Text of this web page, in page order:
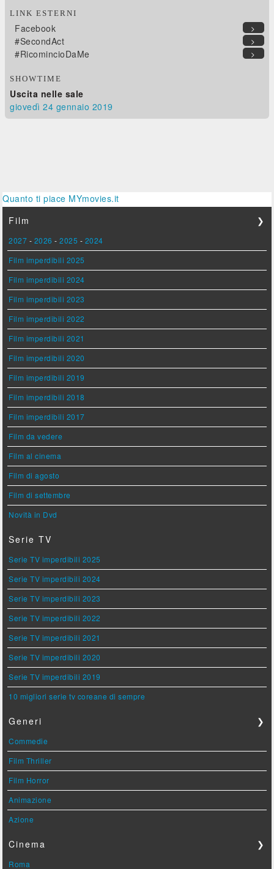
LINK ESTERNI
>
Facebook
>
#SecondAct
>
#RicomincioDaMe
SHOWTIME
Uscita nelle sale
giovedì 24 gennaio 2019
Quanto ti piace MYmovies.it
Film
❯
2027 - 2026 -2025 - 2024
Film imperdibili 2025
Film imperdibili 2024
Film imperdibili 2023
Film imperdibili 2022
Film imperdibili 2021
Film imperdibili 2020
Film imperdibili 2019
Film imperdibili 2018
Film imperdibili 2017
Film da vedere
Film al cinema
Film di agosto
Film di settembre
Novità in Dvd
Serie TV
Serie TV imperdibili 2025
Serie TV imperdibili 2024
Serie TV imperdibili 2023
Serie TV imperdibili 2022
Serie TV imperdibili 2021
Serie TV imperdibili 2020
Serie TV imperdibili 2019
10 migliori serie tv coreane di sempre
Generi ❯
Commedie
Film Thriller
Film Horror
Animazione
Azione
Cinema ❯
Roma